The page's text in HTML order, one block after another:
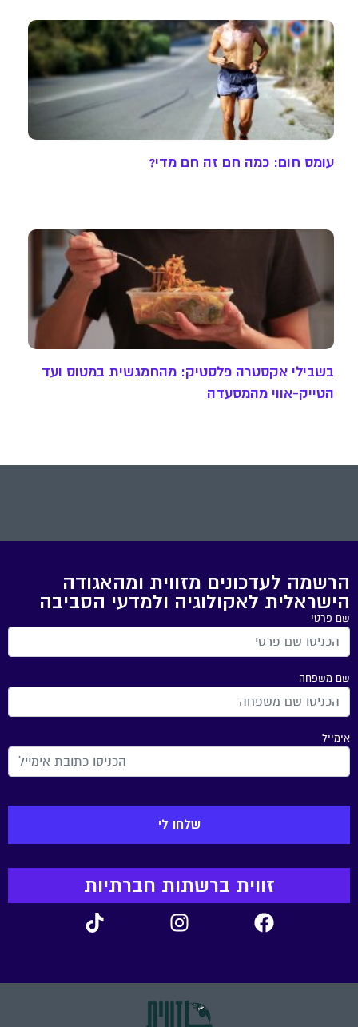
עומס חום: כמה חם זה חם מדי?
בשבילי אקסטרה פלסטיק: מהחמגשית במטוס ועד
הטייק-אווי מהמסעדה
הרשמה לעדכונים מזווית ומהאגודה
הישראלית לאקולוגיה ולמדעי הסביבה
שם פרטי
שם משפחה
אימייל
זווית ברשתות חברתיות